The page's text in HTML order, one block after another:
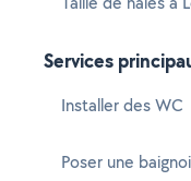
Services
Installer des WC
Poser une